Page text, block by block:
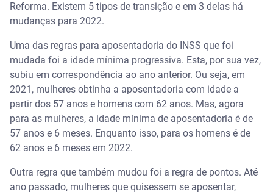
Reforma. Existem 5 tipos de transição e em 3 delas há
mudanças para 2022.
Uma das regras para aposentadoria do INSS que foi
mudada foi a idade mínima progressiva. Esta, por sua vez,
subiu em correspondência ao ano anterior. Ou seja, em
2021, mulheres obtinha a aposentadoria com idade a
partir dos 57 anos e homens com 62 anos. Mas, agora
para as mulheres, a idade mínima de aposentadoria é de
57 anos e 6 meses. Enquanto isso, para os homens é de
62 anos e 6 meses em 2022.
Outra regra que também mudou foi a regra de pontos. Até
ano passado, mulheres que quisessem se aposentar,